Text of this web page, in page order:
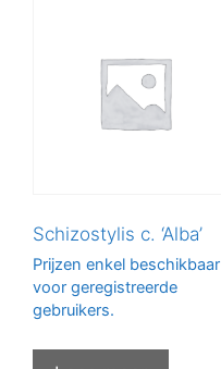
Schizostylis c. ‘Alba’
Prijzen enkel beschikbaar
voor geregistreerde
gebruikers.